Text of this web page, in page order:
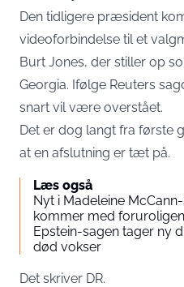
Den tidligere præsident
videoforbindelse til et
Burt Jones, der stiller op
Georgia. Ifølge Reuters
snart vil være overstået.
Det er dog langt fra første
at en afslutning er tæt på.
Læs også
Nyt i Madeleine
kommer med
Epstein-sagen tager ny
død vokser
Det skriver DR.